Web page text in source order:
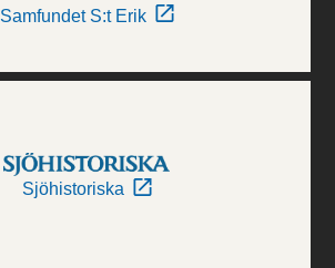
Samfundet S:t Erik
Sjöhistoriska